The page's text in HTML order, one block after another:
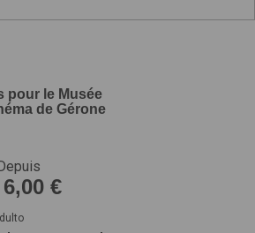
pour le Musée
de Gérone
6,00 €